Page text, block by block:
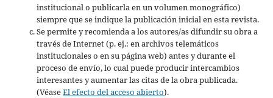
institucional o publicarla en un volumen monográfico)
siempre que se indique la publicación inicial en esta revista.
Se permite y recomienda a los autores/as difundir su obra a
través de Internet (p. ej.: en archivos telemáticos
institucionales o en su página web) antes y durante el
proceso de envío, lo cual puede producir intercambios
interesantes y aumentar las citas de la obra publicada.
(VéaseEl efecto del acceso abierto).